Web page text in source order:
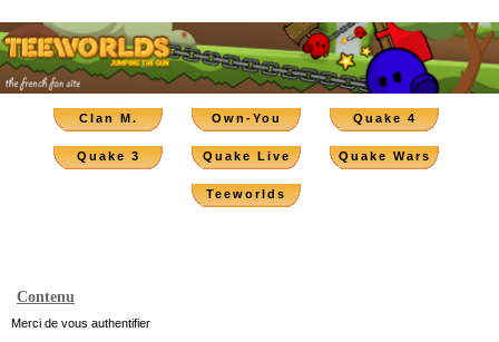
Clan M. Own-You Quake 4
Quake 3 Quake Live Quake Wars
Teeworlds
Contenu
Merci de vous authentifier